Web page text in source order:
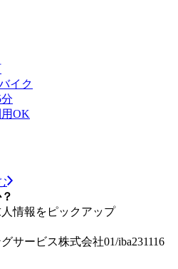
イク
OK
情報をピックアップ
サービス株式会社01/iba231116